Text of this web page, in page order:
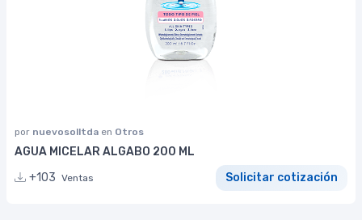
por nuevosolltda en Otros
AGUA MICELAR ALGABO 200 ML
+103 Ventas Solicitar cotización